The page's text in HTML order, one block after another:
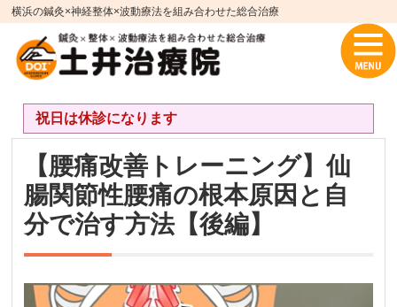
横浜の鍼灸×神経整体×波動療法を組み合わせた総合治療
祝日は休診になります
【腰痛改善トレーニング】仙
腸関節性腰痛の根本原因と自
分で治す方法【後編】